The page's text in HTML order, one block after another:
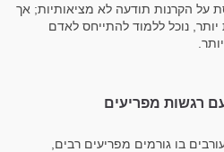
על הקרנות תודעה לא מציאותיות; אך
יותר, נוכל ללמוד להתייחס לאדם
רגשות מפריעים
בו גורמים מפריעים רבים,